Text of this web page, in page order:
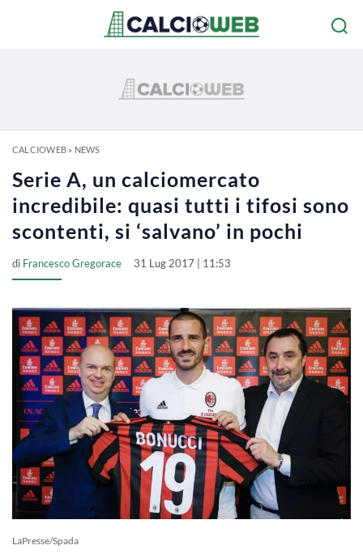
CALCIOWEB» NEWS
Serie A, un calciomercato
incredibile: quasi tutti i tifosi sono
scontenti, si ‘salvano’ in pochi
di Francesco Gregorace 31 Lug 2017 | 11:53
LaPresse/Spada